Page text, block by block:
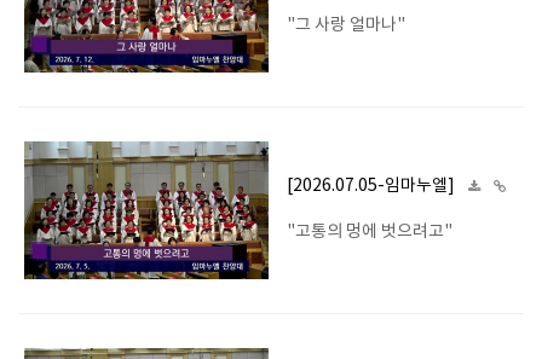
"그 사랑 얼마나"
[2026.07.05-임마누엘]
"고통의 멍에 벗으려고"